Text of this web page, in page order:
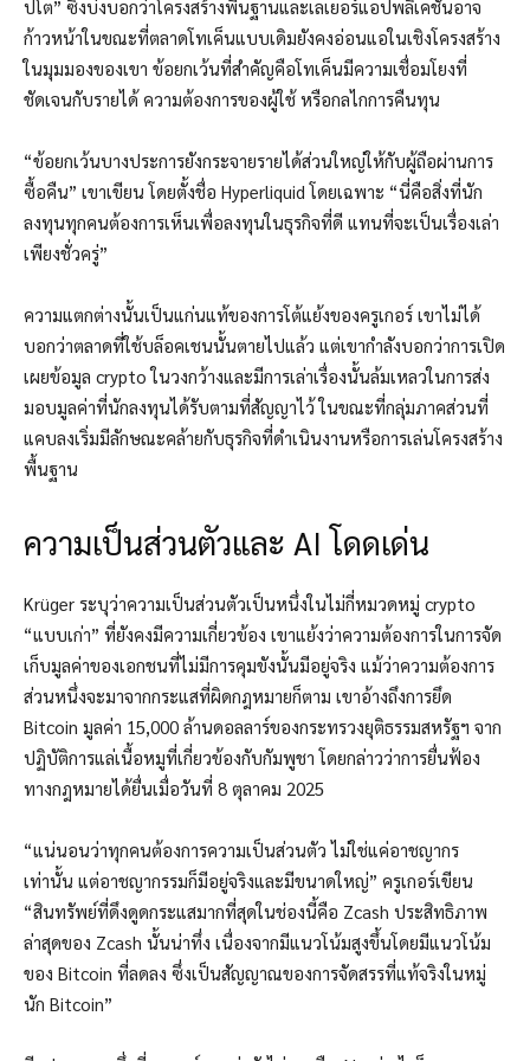
ปโต” ซึ่งบ่งบอกว่าโครงสร้างพื้นฐานและเลเยอร์แอปพลิเคชันอาจ
ก้าวหน้าในขณะที่ตลาดโทเค็นแบบเดิมยังคงอ่อนแอในเชิงโครงสร้าง
ในมุมมองของเขา ข้อยกเว้นที่สำคัญคือโทเค็นมีความเชื่อมโยงที่
ชัดเจนกับรายได้ ความต้องการของผู้ใช้ หรือกลไกการคืนทุน
“ข้อยกเว้นบางประการยังกระจายรายได้ส่วนใหญ่ให้กับผู้ถือผ่านการ
ซื้อคืน” เขาเขียน โดยตั้งชื่อ Hyperliquid โดยเฉพาะ “นี่คือสิ่งที่นัก
ลงทุนทุกคนต้องการเห็นเพื่อลงทุนในธุรกิจที่ดี แทนที่จะเป็นเรื่องเล่า
เพียงชั่วครู่”
ความแตกต่างนั้นเป็นแก่นแท้ของการโต้แย้งของครูเกอร์ เขาไม่ได้
บอกว่าตลาดที่ใช้บล็อคเชนนั้นตายไปแล้ว แต่เขากำลังบอกว่าการเปิด
เผยข้อมูล crypto ในวงกว้างและมีการเล่าเรื่องนั้นล้มเหลวในการส่ง
มอบมูลค่าที่นักลงทุนได้รับตามที่สัญญาไว้ ในขณะที่กลุ่มภาคส่วนที่
แคบลงเริ่มมีลักษณะคล้ายกับธุรกิจที่ดำเนินงานหรือการเล่นโครงสร้าง
พื้นฐาน
ความเป็นส่วนตัวและ AI โดดเด่น
Krüger ระบุว่าความเป็นส่วนตัวเป็นหนึ่งในไม่กี่หมวดหมู่ crypto
“แบบเก่า” ที่ยังคงมีความเกี่ยวข้อง เขาแย้งว่าความต้องการในการจัด
เก็บมูลค่าของเอกชนที่ไม่มีการคุมขังนั้นมีอยู่จริง แม้ว่าความต้องการ
ส่วนหนึ่งจะมาจากกระแสที่ผิดกฎหมายก็ตาม เขาอ้างถึงการยึด
Bitcoin มูลค่า 15,000 ล้านดอลลาร์ของกระทรวงยุติธรรมสหรัฐฯ จาก
ปฏิบัติการแล่เนื้อหมูที่เกี่ยวข้องกับกัมพูชา โดยกล่าวว่าการยื่นฟ้อง
ทางกฎหมายได้ยื่นเมื่อวันที่ 8 ตุลาคม 2025
“แน่นอนว่าทุกคนต้องการความเป็นส่วนตัว ไม่ใช่แค่อาชญากร
เท่านั้น แต่อาชญากรรมก็มีอยู่จริงและมีขนาดใหญ่” ครูเกอร์เขียน
“สินทรัพย์ที่ดึงดูดกระแสมากที่สุดในช่องนี้คือ Zcash ประสิทธิภาพ
ล่าสุดของ Zcash นั้นน่าทึ่ง เนื่องจากมีแนวโน้มสูงขึ้นโดยมีแนวโน้ม
ของ Bitcoin ที่ลดลง ซึ่งเป็นสัญญาณของการจัดสรรที่แท้จริงในหมู่
นัก Bitcoin”